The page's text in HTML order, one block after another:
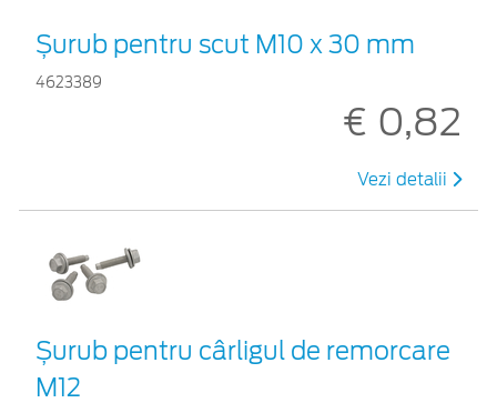
Șurub pentru scut M10 x 30 mm
4623389
€ 0,82
Vezi detalii
Șurub pentru cârligul de remorcare
M12